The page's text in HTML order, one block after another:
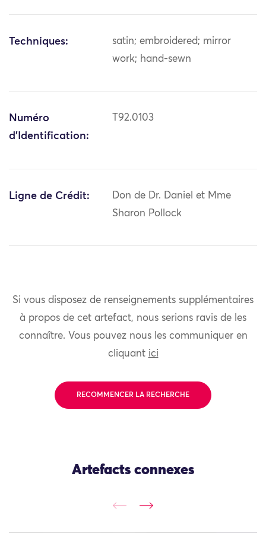
Techniques:
satin; embroidered; mirror
work; hand-sewn
Numéro
d'Identification:
T92.0103
Ligne de Crédit:
Don de Dr. Daniel et Mme
Sharon Pollock
Si vous disposez de renseignements supplémentaires
à propos de cet artefact, nous serions ravis de les
connaître. Vous pouvez nous les communiquer en
cliquant ici
RECOMMENCER LA RECHERCHE
Artefacts connexes